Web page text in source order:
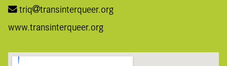
triq
transinterqueer.org
www.transinterqueer.org